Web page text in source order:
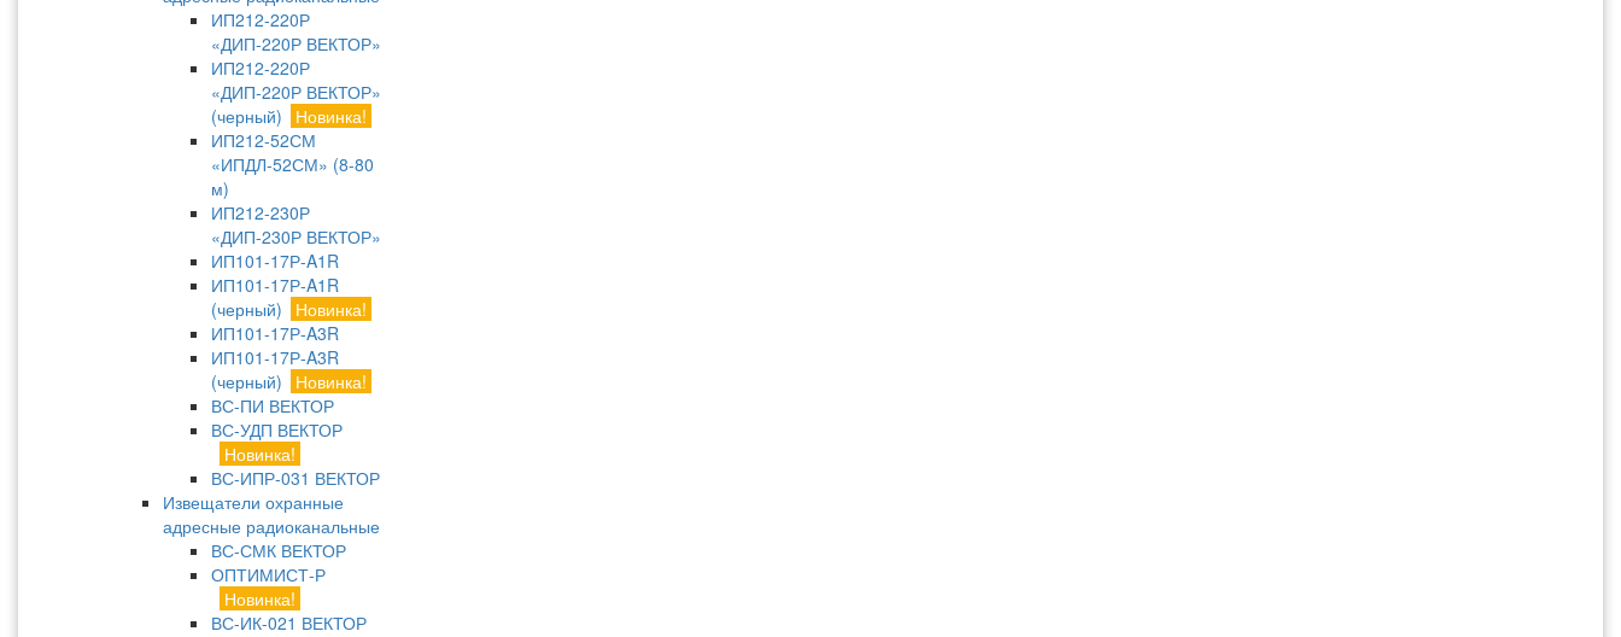
ИП212-220Р
«ДИП-220Р ВЕКТОР»
ИП212-220Р
«ДИП-220Р ВЕКТОР»
(черный)
Новинка!
ИП212-52СМ
«ИПДЛ-52СМ» (8-80
м)
ИП212-230Р
«ДИП-230Р ВЕКТОР»
ИП101-17Р-A1R
ИП101-17Р-A1R
(черный)
Новинка!
ИП101-17Р-A3R
ИП101-17Р-A3R
(черный)
Новинка!
ВС-ПИ ВЕКТОР
ВС-УДП ВЕКТОР
Новинка!
ВС-ИПР-031 ВЕКТОР
Извещатели охранные
адресные радиоканальные
ВС-СМК ВЕКТОР
ОПТИМИСТ-Р
Новинка!
ВС-ИК-021 ВЕКТОР